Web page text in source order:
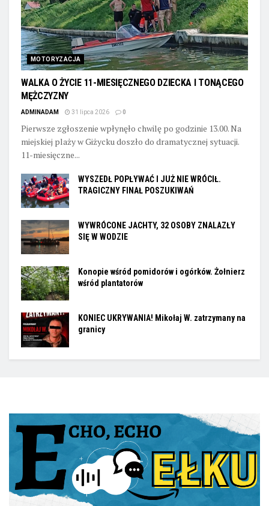
MOTORYZACJA
WALKA O ŻYCIE 11-MIESIĘCZNEGO DZIECKA I TONĄCEGO
MĘŻCZYZNY
ADMINADAM 31 lipca 2026 0
Pierwsze zgłoszenie wpłynęło chwilę po godzinie 13.00. Na
miejskiej plaży w Giżycku doszło do dramatycznej sytuacji.
11-miesięczne...
WYSZEDŁ POPŁYWAĆ I JUŻ NIE WRÓCIŁ.
TRAGICZNY FINAŁ POSZUKIWAŃ
WYWRÓCONE JACHTY, 32 OSOBY ZNALAZŁY
SIĘ W WODZIE
Konopie wśród pomidorów i ogórków. Żołnierz
wśród plantatorów
KONIEC UKRYWANIA! Mikołaj W. zatrzymany na
granicy